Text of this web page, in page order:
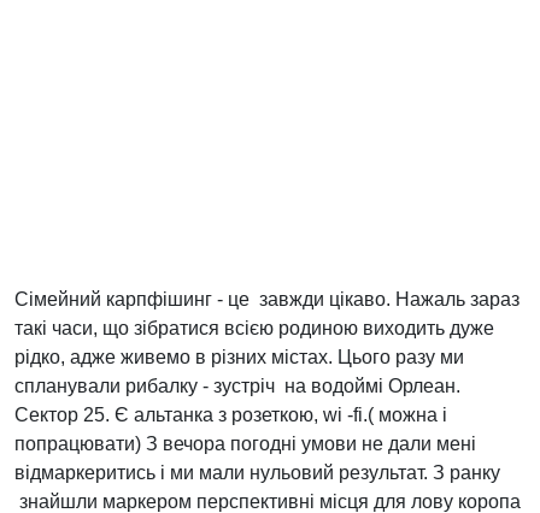
Сімейний карпфішинг - це завжди цікаво. Нажаль зараз
такі часи, що зібратися всією родиною виходить дуже
рідко, адже живемо в різних містах. Цього разу ми
спланували рибалку - зустріч на водоймі Орлеан.
Сектор 25. Є альтанка з розеткою, wi -fi.( можна і
попрацювати) З вечора погодні умови не дали мені
відмаркеритись і ми мали нульовий результат. З ранку
знайшли маркером перспективні місця для лову коропа